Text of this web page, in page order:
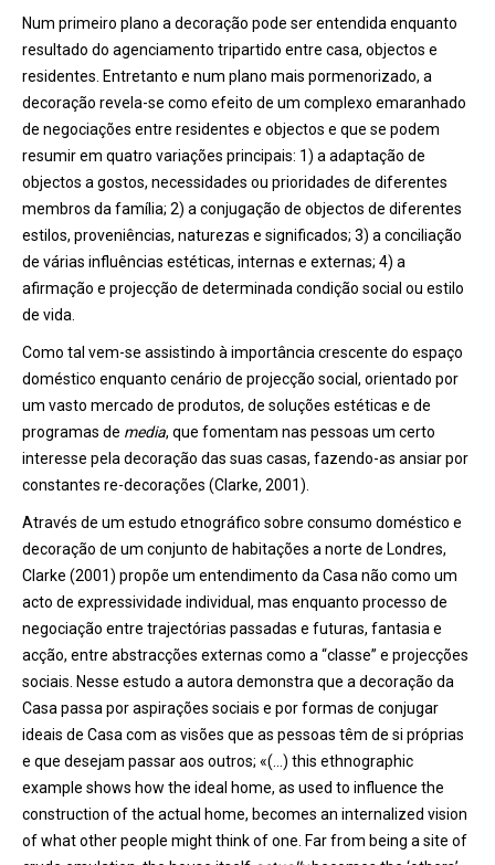
Num primeiro plano a decoração pode ser entendida enquanto
resultado do agenciamento tripartido entre casa, objectos e
residentes. Entretanto e num plano mais pormenorizado, a
decoração revela-se como efeito de um complexo emaranhado
de negociações entre residentes e objectos e que se podem
resumir em quatro variações principais: 1) a adaptação de
objectos a gostos, necessidades ou prioridades de diferentes
membros da família; 2) a conjugação de objectos de diferentes
estilos, proveniências, naturezas e significados; 3) a conciliação
de várias influências estéticas, internas e externas; 4) a
afirmação e projecção de determinada condição social ou estilo
de vida.
Como tal vem-se assistindo à importância crescente do espaço
doméstico enquanto cenário de projecção social, orientado por
um vasto mercado de produtos, de soluções estéticas e de
programas de media, que fomentam nas pessoas um certo
interesse pela decoração das suas casas, fazendo-as ansiar por
constantes re-decorações (Clarke, 2001).
Através de um estudo etnográfico sobre consumo doméstico e
decoração de um conjunto de habitações a norte de Londres,
Clarke (2001) propõe um entendimento da Casa não como um
acto de expressividade individual, mas enquanto processo de
negociação entre trajectórias passadas e futuras, fantasia e
acção, entre abstracções externas como a “classe” e projecções
sociais. Nesse estudo a autora demonstra que a decoração da
Casa passa por aspirações sociais e por formas de conjugar
ideais de Casa com as visões que as pessoas têm de si próprias
e que desejam passar aos outros; «(…) this ethnographic
example shows how the ideal home, as used to influence the
construction of the actual home, becomes an internalized vision
of what other people might think of one. Far from being a site of